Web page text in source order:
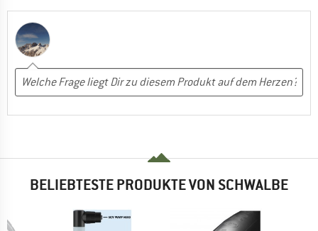
BELIEBTESTE PRODUKTE VON SCHWALBE